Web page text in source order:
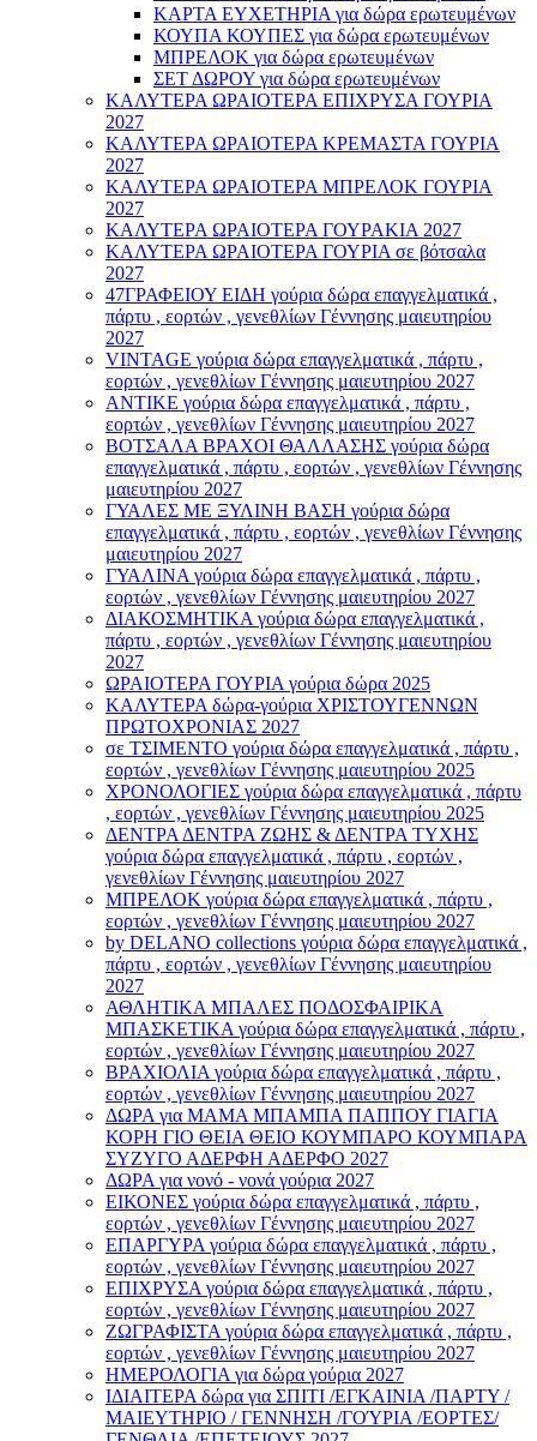
ΚΑΡΤΑ ΕΥΧΕΤΗΡΙΑ για δώρα ερωτευμένων
ΚΟΥΠΑ ΚΟΥΠΕΣ για δώρα ερωτευμένων
ΜΠΡΕΛΟΚ για δώρα ερωτευμένων
ΣΕΤ ΔΩΡΟΥ για δώρα ερωτευμένων
ΚΑΛΥΤΕΡΑ ΩΡΑΙΟΤΕΡΑ ΕΠΙΧΡΥΣΑ ΓΟΥΡΙΑ
2027
ΚΑΛΥΤΕΡΑ ΩΡΑΙΟΤΕΡΑ ΚΡΕΜΑΣΤΑ ΓΟΥΡΙΑ
2027
ΚΑΛΥΤΕΡΑ ΩΡΑΙΟΤΕΡΑ ΜΠΡΕΛΟΚ ΓΟΥΡΙΑ
2027
ΚΑΛΥΤΕΡΑ ΩΡΑΙΟΤΕΡΑ ΓΟΥΡΑΚΙΑ 2027
ΚΑΛΥΤΕΡΑ ΩΡΑΙΟΤΕΡΑ ΓΟΥΡΙΑ σε βότσαλα
2027
47ΓΡΑΦΕΙΟΥ ΕΙΔΗ γούρια δώρα επαγγελματικά ,
πάρτυ , εορτών , γενεθλίων Γέννησης μαιευτηρίου
2027
VINTAGE γούρια δώρα επαγγελματικά , πάρτυ ,
εορτών , γενεθλίων Γέννησης μαιευτηρίου 2027
ΑΝΤΙΚΕ γούρια δώρα επαγγελματικά , πάρτυ ,
εορτών , γενεθλίων Γέννησης μαιευτηρίου 2027
ΒΟΤΣΑΛΑ ΒΡΑΧΟΙ ΘΑΛΛΑΣΗΣ γούρια δώρα
επαγγελματικά , πάρτυ , εορτών , γενεθλίων Γέννησης
μαιευτηρίου 2027
ΓΥΑΛΕΣ ΜΕ ΞΥΛΙΝΗ ΒΑΣΗ γούρια δώρα
επαγγελματικά , πάρτυ , εορτών , γενεθλίων Γέννησης
μαιευτηρίου 2027
ΓΥΑΛΙΝΑ γούρια δώρα επαγγελματικά , πάρτυ ,
εορτών , γενεθλίων Γέννησης μαιευτηρίου 2027
ΔΙΑΚΟΣΜΗΤΙΚΑ γούρια δώρα επαγγελματικά ,
πάρτυ , εορτών , γενεθλίων Γέννησης μαιευτηρίου
2027
ΩΡΑΙΟΤΕΡΑ ΓΟΥΡΙΑ γούρια δώρα 2025
ΚΑΛΥΤΕΡΑ δώρα-γούρια ΧΡΙΣΤΟΥΓΕΝΝΩΝ
ΠΡΩΤΟΧΡΟΝΙΑΣ 2027
σε ΤΣΙΜΕΝΤΟ γούρια δώρα επαγγελματικά , πάρτυ ,
εορτών , γενεθλίων Γέννησης μαιευτηρίου 2025
ΧΡΟΝΟΛΟΓΙΕΣ γούρια δώρα επαγγελματικά , πάρτυ
, εορτών , γενεθλίων Γέννησης μαιευτηρίου 2025
ΔΕΝΤΡΑ ΔΕΝΤΡΑ ΖΩΗΣ & ΔΕΝΤΡΑ ΤΥΧΗΣ
γούρια δώρα επαγγελματικά , πάρτυ , εορτών ,
γενεθλίων Γέννησης μαιευτηρίου 2027
ΜΠΡΕΛΟΚ γούρια δώρα επαγγελματικά , πάρτυ ,
εορτών , γενεθλίων Γέννησης μαιευτηρίου 2027
by DELANO collections γούρια δώρα επαγγελματικά ,
πάρτυ , εορτών , γενεθλίων Γέννησης μαιευτηρίου
2027
ΑΘΛΗΤΙΚΑ ΜΠΑΛΕΣ ΠΟΔΟΣΦΑΙΡΙΚΑ
ΜΠΑΣΚΕΤΙΚΑ γούρια δώρα επαγγελματικά , πάρτυ ,
εορτών , γενεθλίων Γέννησης μαιευτηρίου 2027
ΒΡΑΧΙΟΛΙA γούρια δώρα επαγγελματικά , πάρτυ ,
εορτών , γενεθλίων Γέννησης μαιευτηρίου 2027
ΔΩΡΑ για ΜΑΜΑ ΜΠΑΜΠΑ ΠΑΠΠΟΥ ΓΙΑΓΙΑ
ΚΟΡΗ ΓΙΟ ΘΕΙΑ ΘΕΙΟ ΚΟΥΜΠΑΡΟ ΚΟΥΜΠΑΡΑ
ΣΥΖΥΓΟ ΑΔΕΡΦΗ ΑΔΕΡΦΟ 2027
ΔΩΡΑ για νονό - νονά γούρια 2027
ΕΙΚΟΝΕΣ γούρια δώρα επαγγελματικά , πάρτυ ,
εορτών , γενεθλίων Γέννησης μαιευτηρίου 2027
ΕΠΑΡΓΥΡΑ γούρια δώρα επαγγελματικά , πάρτυ ,
εορτών , γενεθλίων Γέννησης μαιευτηρίου 2027
ΕΠΙΧΡΥΣΑ γούρια δώρα επαγγελματικά , πάρτυ ,
εορτών , γενεθλίων Γέννησης μαιευτηρίου 2027
ΖΩΓΡΑΦΙΣΤΑ γούρια δώρα επαγγελματικά , πάρτυ ,
εορτών , γενεθλίων Γέννησης μαιευτηρίου 2027
ΗΜΕΡΟΛΟΓΙΑ για δώρα γούρια 2027
ΙΔΙΑΙΤΕΡΑ δώρα για ΣΠΙΤΙ /ΕΓΚΑΙΝΙΑ /ΠΑΡΤΥ /
ΜΑΙΕΥΤΗΡΙΟ / ΓΕΝΝΗΣΗ /ΓΟΎΡΙΑ /ΕΟΡΤΕΣ/